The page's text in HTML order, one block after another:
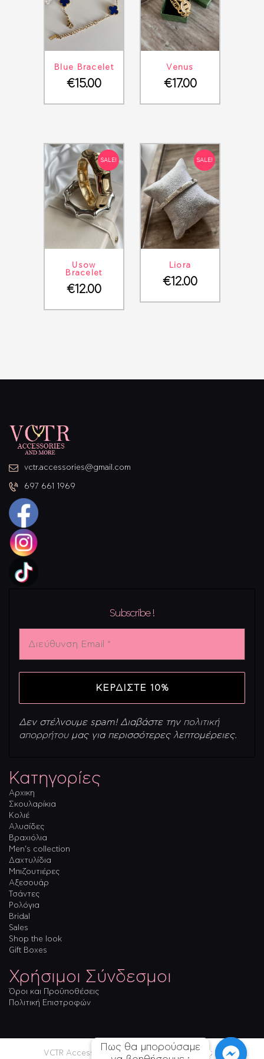
ΛΕΠΤΟΜΈΡΕΙΕΣΣΤΟ ΚΑΛΆΘΙ
Blue Bracelet
€15.00
ΛΕΠΤΟΜΈΡΕΙΕΣ
Venus
€17.00
SALE!
ΛΕΠΤΟΜΈΡΕΙΕΣΣΤΟ ΚΑΛΆΘΙ
Usow
Bracelet
€12.00
SALE!
ΛΕΠΤΟΜΈΡΕΙΕΣ
Liora
€12.00
vctr.accessories@gmail.com
697 661 1969
Subscribe !
Email
Δεν στέλνουμε spam! Διαβάστε την πολιτική
απορρήτουμας για περισσότερες λεπτομέρειες.
Κατηγορίες
Αρχικη
Σκουλαρίκια
Κολιέ
Αλυσίδες
Βραχιόλια
Men’s collection
Δαχτυλίδια
Μπιζουτιέρες
Αξεσουάρ
Τσάντες
Ρολόγια
Bridal
Sales
Shop the look
Gift Boxes
Χρήσιμοι Σύνδεσμοι
Όροι και Προϋποθέσεις
Πολιτική Επιστροφών
VCTR Accessories & more © 2026. All Rights
Πως θα μπορούσαμε
Πως θα μπορούσαμε